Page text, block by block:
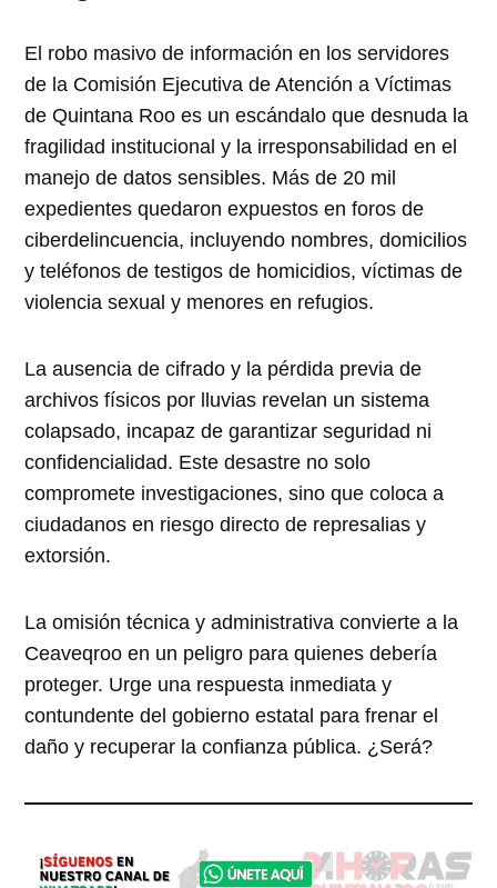
El robo masivo de información en los servidores
de la Comisión Ejecutiva de Atención a Víctimas
de Quintana Roo es un escándalo que desnuda la
fragilidad institucional y la irresponsabilidad en el
manejo de datos sensibles. Más de 20 mil
expedientes quedaron expuestos en foros de
ciberdelincuencia, incluyendo nombres, domicilios
y teléfonos de testigos de homicidios, víctimas de
violencia sexual y menores en refugios.
La ausencia de cifrado y la pérdida previa de
archivos físicos por lluvias revelan un sistema
colapsado, incapaz de garantizar seguridad ni
confidencialidad. Este desastre no solo
compromete investigaciones, sino que coloca a
ciudadanos en riesgo directo de represalias y
extorsión.
La omisión técnica y administrativa convierte a la
Ceaveqroo en un peligro para quienes debería
proteger. Urge una respuesta inmediata y
contundente del gobierno estatal para frenar el
daño y recuperar la confianza pública. ¿Será?